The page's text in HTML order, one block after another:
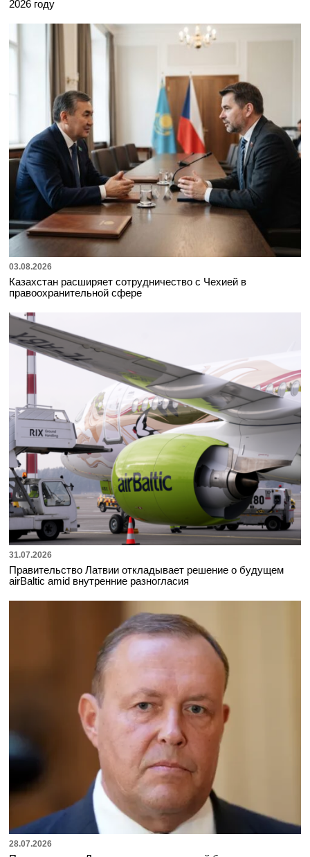
2026 году
03.08.2026
Казахстан расширяет сотрудничество с Чехией в
правоохранительной сфере
31.07.2026
Правительство Латвии откладывает решение о будущем
airBaltic amid внутренние разногласия
28.07.2026